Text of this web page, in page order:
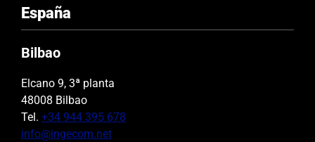
España
Bilbao
Elcano 9, 3ª planta
48008 Bilbao
Tel. +34 944 395 678
info@ingecom.net